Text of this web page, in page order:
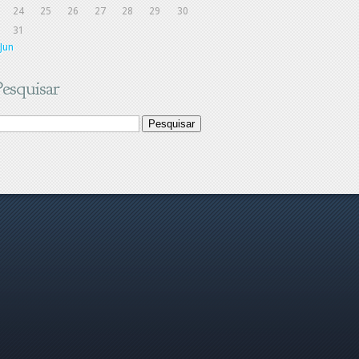
24
25 26 27 28 29
30
31